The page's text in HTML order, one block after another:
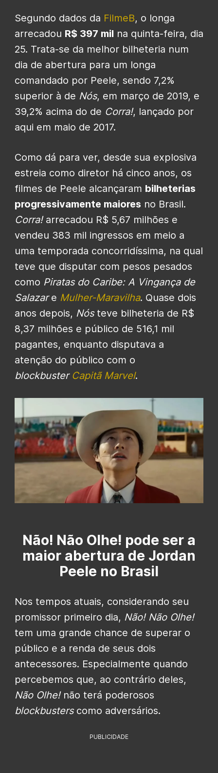
Segundo dados da FilmeB, o longa
arrecadou R$ 397 mil na quinta-feira, dia
25. Trata-se da melhor bilheteria num
dia de abertura para um longa
comandado por Peele, sendo 7,2%
superior à de Nós, em março de 2019, e
39,2% acima do de Corra!, lançado por
aqui em maio de 2017.
Como dá para ver, desde sua explosiva
estreia como diretor há cinco anos, os
filmes de Peele alcançaram bilheterias
progressivamente maiores no Brasil.
Corra!arrecadou R$ 5,67 milhões e
vendeu 383 mil ingressos em meio a
uma temporada concorridíssima, na qual
teve que disputar com pesos pesados
como Piratas do Caribe: A Vingança de
Salazare Mulher-Maravilha. Quase dois
anos depois, Nósteve bilheteria de R$
8,37 milhões e público de 516,1 mil
pagantes, enquanto disputava a
atenção do público com o
blockbuster Capitã Marvel.
Não! Não Olhe! pode ser a
maior abertura de Jordan
Peele no Brasil
Nos tempos atuais, considerando seu
promissor primeiro dia, Não! Não Olhe!
tem uma grande chance de superar o
público e a renda de seus dois
antecessores. Especialmente quando
percebemos que, ao contrário deles,
Não Olhe!não terá poderosos
blockbusterscomo adversários.
PUBLICIDADE